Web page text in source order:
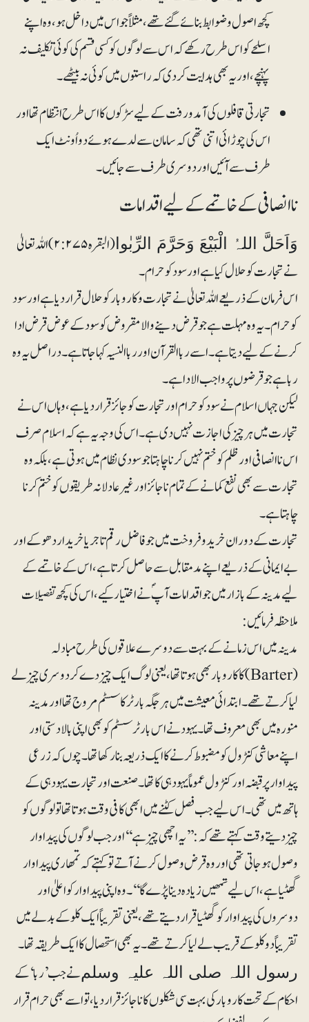
کچھ اصول و ضوابط بنائے گئے تھے، مثلاً جو اس میں داخل ہو، وہ اپنے
اسلحے کو اس طرح رکھے کہ اس سے لوگوں کو کسی قسم کی کوئی تکلیف نہ
پہنچے، اور یہ بھی ہدایت کر دی کہ راستوں میں کوئی نہ بیٹھے۔
تجارتی قافلوں کی آمدورفت کے لیے سڑکوں کا اس طرح انتظام تھا اور
اس کی چوڑائی اتنی تھی کہ سامان سے لدے ہوئے دو اُونٹ ایک
طرف سے آئیں اور دوسری طرف سے جائیں۔
ناانصافی کے خاتمے کے لیے اقدامات
وَاَحَلَّ اللہُ الْبَيْعَ وَحَرَّمَ الرِّبٰوا
(البقرہ۲:۲۷۵) اللہ تعالیٰ
نے تجارت کو حلال کیا ہے اور سود کو حرام۔
اس فرمان کے ذریعے اللہ تعالیٰ نے تجارت و کاروبار کو حلال قرار دیا ہے اور سود
کو حرام۔ یہ وہ مہلت ہے جو قرض دینے والا مقروض کو سود کے عوض قرض ادا
کرنے کے لیے دیتا ہے۔ اسے ربا القرآن اور ربا النسیہ کہا جاتا ہے۔دراصل یہ وہ
ربا ہے جو قرضوں پر واجب الادا ہے۔
لیکن جہاں اسلام نے سود کو حرام اور تجارت کو جائز قرار دیا ہے، وہاں اس نے
تجارت میں ہرچیز کی اجازت نہیں دی ہے۔ اس کی وجہ یہ ہے کہ اسلام صرف
اس ناانصافی اور ظلم کو ختم نہیں کرنا چاہتا جو سودی نظام میں ہوتی ہے ، بلکہ وہ
تجارت سے بھی نفع کمانے کے تمام ناجائز اور غیرعادلانہ طریقوں کو ختم کرنا
چاہتا ہے۔
تجارت کے دوران خریدوفروخت میں جو فاضل رقم تاجر یا خریدار دھوکے اور
بے ایمانی کے ذریعے اپنے مدمقابل سے حاصل کرتا ہے، اس کے خاتمے کے
لیے مدینہ کے بازار میں جو اقدامات آپؐ نے اختیار کیے، اس کی کچھ تفصیلات
ملاحظہ فرمائیں:
مدینہ میں اس زمانے کے بہت سے دوسرے علاقوں کی طرح مبادلہ
(Barter) کا کاروبار بھی ہوتا تھا، یعنی لوگ ایک چیز دے کر دوسری چیز لے
لیا کرتے تھے۔ ابتدائی معیشت میں ہرجگہ بارٹر کا سسٹم مروج تھا اور مدینہ
منورہ میں بھی معروف تھا۔ یہود نے اس بارٹر سسٹم کو بھی اپنی بالادستی اور
اپنے معاشی کنٹرول کو مضبوط کرنےکا ایک ذریعہ بنا رکھا تھا۔ چوں کہ زرعی
پیداوار پرقبضہ اور کنٹرول عموماً یہود ہی کا تھا۔ صنعت اور تجارت یہود ہی کے
ہاتھ میں تھی۔ اس لیے جب فصل کٹنے میں ابھی کافی وقت ہوتا تھا تو لوگوں کو
چیز دیتے وقت کہتے تھے کہ: ’’یہ اچھی چیز ہے‘‘ اور جب لوگوں کی پیداوار
وصول ہوجاتی تھی اور وہ قرض وصول کرنے آتے تو کہتے کہ تمھاری پیداوار
گھٹیا ہے، اس لیے تمھیں زیادہ دینا پڑے گا‘‘۔ وہ اپنی پیداوار کو اعلیٰ اور
دوسروں کی پیداوارکو گھٹیا قرار دیتے تھے، یعنی تقریباً ایک کلو کے بدلے میں
تقریباً دو کلو کے قریب لے لیا کرتے تھے۔ یہ بھی استحصال کا ایک طریقہ تھا۔
رسول اللہ صلی اللہ علیہ وسلمنے جب ’ربا‘ کے
احکام کے تحت کاروبار کی بہت سی شکلوں کا ناجائز قرار دیا، تو اسے بھی حرام قرار